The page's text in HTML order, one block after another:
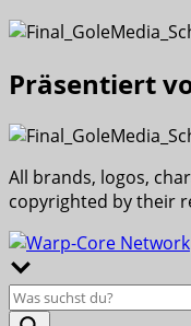
Präsentiert
All brands, logos,
copyrighted by their